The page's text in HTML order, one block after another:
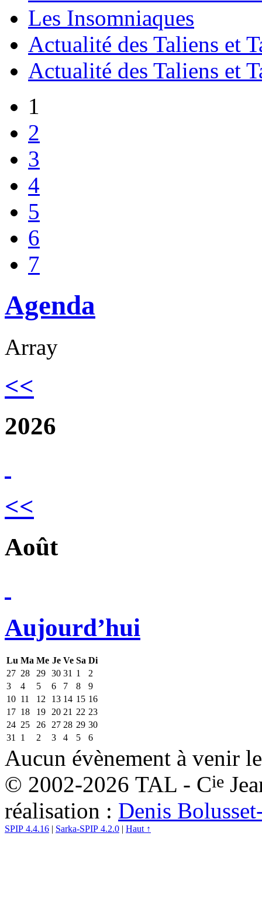
Les Insomniaques
Actualité des Taliens et
Actualité des Taliens et
1
2
3
4
5
6
7
Agenda
Array
<<
2026
<<
Août
Aujourd’hui
Lu Ma Me Je Ve Sa Di
27 28 29 30 31 1
2
3
4 5 6 7 8
9
10 11 12 13 14 15 16
17 18 19 20 21 22 23
24 25 26 27 28 29 30
31
1 2 3 4 5 6
Aucun évènement à venir
© 2002-2026 TAL - Cie
réalisation : Denis
SPIP 4.4.16 | Sarka-SPIP 4.2.0 | Haut ↑